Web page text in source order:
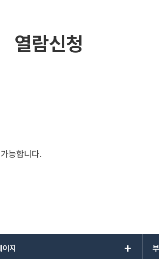
열람신청
능합니다.
지 add